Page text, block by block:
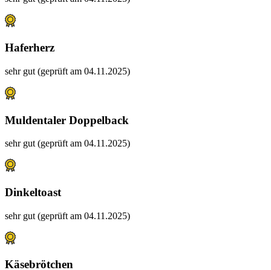
Haferherz
sehr gut (geprüft am 04.11.2025)
Muldentaler Doppelback
sehr gut (geprüft am 04.11.2025)
Dinkeltoast
sehr gut (geprüft am 04.11.2025)
Käsebrötchen